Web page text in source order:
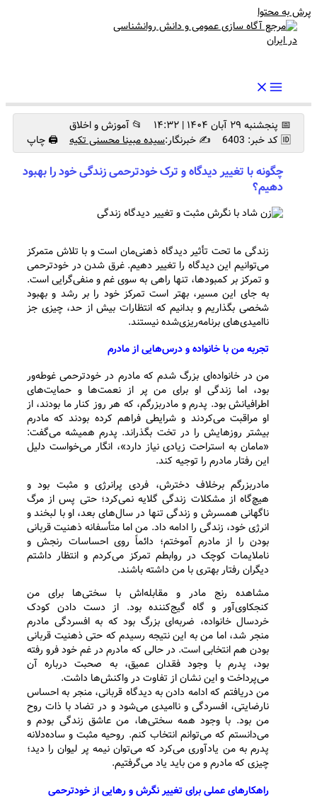
پرش به محتوا
📅 پنجشنبه ۲۹ آبان ۱۴۰۴ | ۱۴:۳۲
📂 آموزش و اخلاق
🆔 کد خبر: 6403
✍️ خبرنگار:سیده مبینا محسنی تکیه 🖨 چاپ
چگونه با تغییر دیدگاه و ترک خودترحمی زندگی خود را بهبود
دهیم؟
زندگی ما تحت تأثیر دیدگاه ذهنی‌مان است و با تلاش متمرکز
می‌توانیم این دیدگاه را تغییر دهیم. غرق شدن در خودترحمی
و تمرکز بر کمبودها، تنها راهی به سوی غم و منفی‌گرایی است.
به جای این مسیر، بهتر است تمرکز خود را بر رشد و بهبود
شخصی بگذاریم و بدانیم که انتظارات بیش از حد، چیزی جز
ناامیدی‌های برنامه‌ریزی‌شده نیستند.
تجربه من با خانواده و درس‌هایی از مادرم
من در خانواده‌ای بزرگ شدم که مادرم در خودترحمی غوطه‌ور
بود، اما زندگی او برای من پر از نعمت‌ها و حمایت‌های
اطرافیانش بود. پدرم و مادربزرگم، که هر روز کنار ما بودند، از
او مراقبت می‌کردند و شرایطی فراهم کرده بودند که مادرم
بیشتر روزهایش را در تخت بگذراند. پدرم همیشه می‌گفت:
«مامان به استراحت زیادی نیاز دارد»، انگار می‌خواست دلیل
این رفتار مادرم را توجیه کند.
مادربزرگم برخلاف دخترش، فردی پرانرژی و مثبت بود و
هیچ‌گاه از مشکلات زندگی گلایه نمی‌کرد؛ حتی پس از مرگ
ناگهانی همسرش و زندگی تنها در سال‌های بعد، او با لبخند و
انرژی خود، زندگی را ادامه داد. من اما متأسفانه ذهنیت قربانی
بودن را از مادرم آموختم؛ دائماً روی احساسات رنجش و
ناملایمات کوچک در روابطم تمرکز می‌کردم و انتظار داشتم
دیگران رفتار بهتری با من داشته باشند.
مشاهده رنج مادر و مقابله‌اش با سختی‌ها برای من
کنجکاوی‌آور و گاه گیج‌کننده بود. از دست دادن کودک
خردسال خانواده، ضربه‌ای بزرگ بود که به افسردگی مادرم
منجر شد، اما من به این نتیجه رسیدم که حتی ذهنیت قربانی
بودن هم انتخابی است. در حالی که مادرم در غم خود فرو رفته
بود، پدرم با وجود فقدان عمیق، به صحبت درباره آن
می‌پرداخت و این نشان از تفاوت در واکنش‌ها داشت.
من دریافتم که ادامه دادن به دیدگاه قربانی، منجر به احساس
نارضایتی، افسردگی و ناامیدی می‌شود و در تضاد با ذات روح
من بود. با وجود همه سختی‌ها، من عاشق زندگی بودم و
می‌دانستم که می‌توانم انتخاب کنم. روحیه مثبت و ساده‌دلانه
پدرم به من یادآوری می‌کرد که می‌توان نیمه پر لیوان را دید؛
چیزی که مادرم و من باید یاد می‌گرفتیم.
راهکارهای عملی برای تغییر نگرش و رهایی از خودترحمی